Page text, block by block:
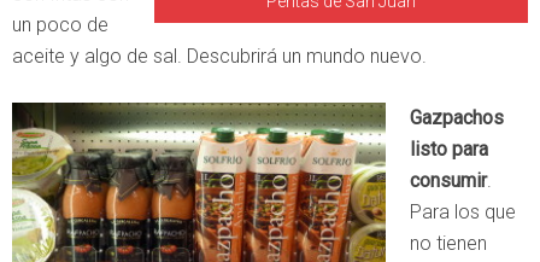
un poco de
aceite y algo de sal. Descubrirá un mundo nuevo.
Gazpachos
listo para
consumir.
Para los que
no tienen